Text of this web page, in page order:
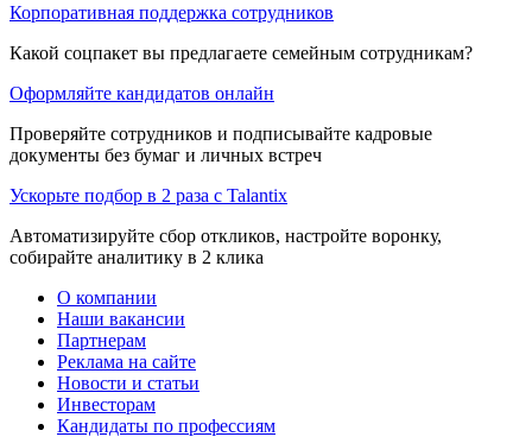
Корпоративная поддержка сотрудников
Какой соцпакет вы предлагаете семейным сотрудникам?
Оформляйте кандидатов онлайн
Проверяйте сотрудников и подписывайте кадровые
документы без бумаг и личных встреч
Ускорьте подбор в 2 раза с Talantix
Автоматизируйте сбор откликов, настройте воронку,
собирайте аналитику в 2 клика
О компании
Наши вакансии
Партнерам
Реклама на сайте
Новости и статьи
Инвесторам
Кандидаты по профессиям